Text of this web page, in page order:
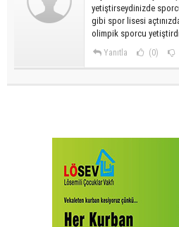
yetiştirseydinizde
gibi spor lisesi
olimpik sporcu
Yanıtla (0)